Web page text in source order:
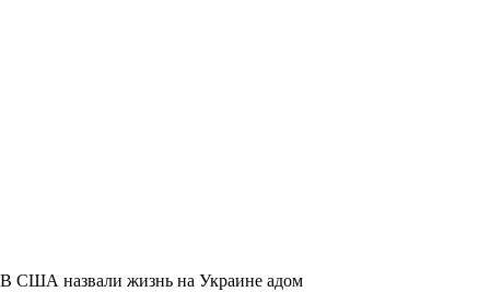
В США назвали жизнь на Украине адом